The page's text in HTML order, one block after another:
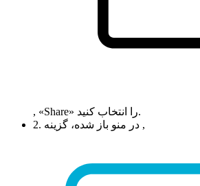
, «Share» را انتخاب کنید.
2. در منو باز شده، گزینه ,